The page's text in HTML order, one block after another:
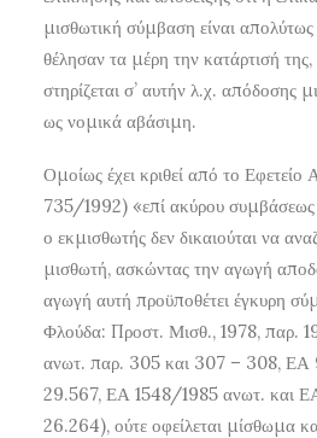
μισθωτική σύμβαση είναι απολύτως
θέλησαν τα μέρη την κατάρτισή
στηρίζεται σ’ αυτήν λ.χ. απόδοσης
ως νομικά αβάσιμη.
Ομοίως έχει κριθεί από το
735/1992) «επί ακύρου
ο εκμισθωτής δεν δικαιούται να
μισθωτή, ασκώντας την αγωγή
αγωγή αυτή προϋποθέτει έγκυρη
Φλούδα: Προστ. Μισθ., 1978, παρ.
ανωτ. παρ. 305 και 307 – 308, ΕΑ
29.567, ΕΑ 1548/1985 ανωτ. και
26.264), ούτε οφείλεται μίσθωμα